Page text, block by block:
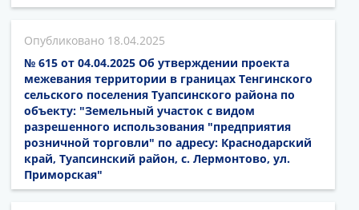
18.04.2025
№ 615 от 04.04.2025 Об утверждении проекта
межевания территории в границах Тенгинского
сельского поселения Туапсинского района по
объекту: "Земельный участок с видом
разрешенного использования "предприятия
розничной торговли" по адресу: Краснодарский
край, Туапсинский район, с. Лермонтово, ул.
Приморская"